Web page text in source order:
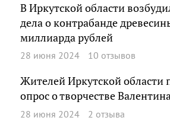
В Иркутской области
дела о контрабанде
миллиарда рублей
28 июня 2024 10 отзывов
Жителей Иркутской области
опрос о творчестве
28 июня 2024 2 отзыва